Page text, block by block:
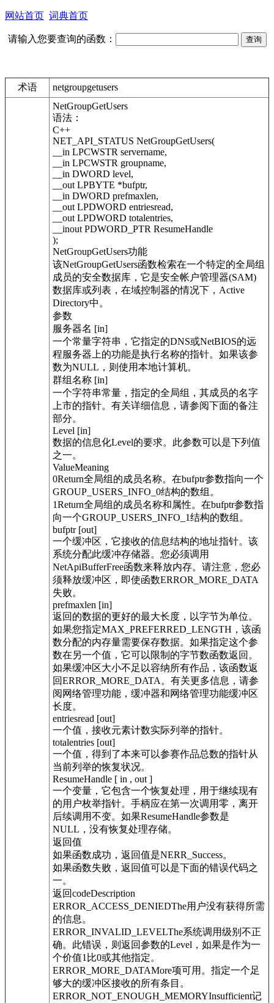
网站首页 词典首页
请输入您要查询的函数：
术语
netgroupgetusers
NetGroupGetUsers
语法：
C++
NET_API_STATUS NetGroupGetUsers(
__in LPCWSTR servername,
__in LPCWSTR groupname,
__in DWORD level,
__out LPBYTE *bufptr,
__in DWORD prefmaxlen,
__out LPDWORD entriesread,
__out LPDWORD totalentries,
__inout PDWORD_PTR ResumeHandle
);
NetGroupGetUsers功能
该NetGroupGetUsers函数检索在一个特定的全局组
成员的安全数据库，它是安全帐户管理器(SAM)
数据库或列表，在域控制器的情况下，Active
Directory中。
参数
服务器名 [in]
一个常量字符串，它指定的DNS或NetBIOS的远
程服务器上的功能是执行名称的指针。如果该参
数为NULL，则使用本地计算机。
群组名称 [in]
一个字符串常量，指定的全局组，其成员的名字
上市的指针。有关详细信息，请参阅下面的备注
部分。
Level [in]
数据的信息化Level的要求。此参数可以是下列值
之一。
ValueMeaning
0Return全局组的成员名称。在bufptr参数指向一个
GROUP_USERS_INFO_0结构的数组。
1Return全局组的成员名称和属性。在bufptr参数指
向一个GROUP_USERS_INFO_1结构的数组。
bufptr [out]
一个缓冲区，它接收的信息结构的地址指针。该
系统分配此缓冲存储器。您必须调用
NetApiBufferFree函数来释放内存。请注意，您必
须释放缓冲区，即使函数ERROR_MORE_DATA
失败。
prefmaxlen [in]
返回的数据的更好的最大长度，以字节为单位。
如果您指定MAX_PREFERRED_LENGTH，该函
数分配的内存量需要保存数据。如果指定这个参
数在另一个值，它可以限制的字节数函数返回。
如果缓冲区大小不足以容纳所有作品，该函数返
回ERROR_MORE_DATA。有关更多信息，请参
阅网络管理功能，缓冲器和网络管理功能缓冲区
长度。
entriesread [out]
一个值，接收元素计数实际列举的指针。
totalentries [out]
一个值，得到了本来可以参赛作品总数的指针从
当前列举的恢复状况。
ResumeHandle [ in , out ]
一个变量，它包含一个恢复处理，用于继续现有
的用户枚举指针。手柄应在第一次调用零，离开
后续调用不变。如果ResumeHandle参数是
NULL，没有恢复处理存储。
返回值
如果函数成功，返回值是NERR_Success。
如果函数失败，返回值可以是下面的错误代码之
一。
返回codeDescription
ERROR_ACCESS_DENIEDThe用户没有获得所需
的信息。
ERROR_INVALID_LEVELThe系统调用级别不正
确。此错误，则返回参数的Level，如果是作为一
个价值1比0或其他指定。
ERROR_MORE_DATAMore项可用。指定一个足
够大的缓冲区接收的所有条目。
ERROR_NOT_ENOUGH_MEMORYInsufficient记